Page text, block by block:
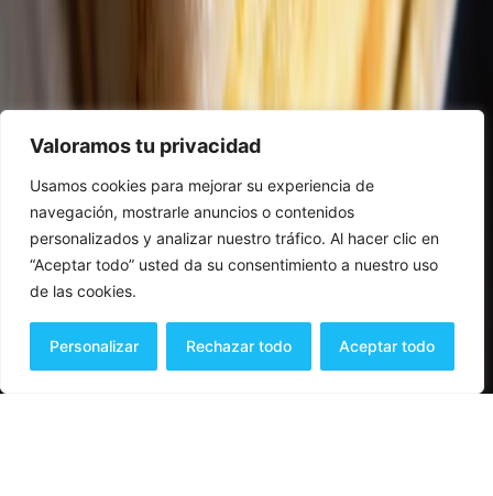
Valoramos tu privacidad
Usamos cookies para mejorar su experiencia de
navegación, mostrarle anuncios o contenidos
personalizados y analizar nuestro tráfico. Al hacer clic en
“Aceptar todo” usted da su consentimiento a nuestro uso
de las cookies.
Personalizar Rechazar todo Aceptar todo